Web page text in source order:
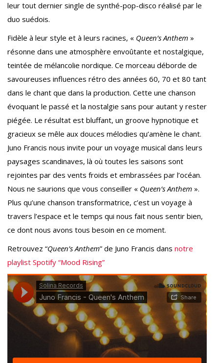
leur tout dernier single de synthé-pop-disco réalisé par le
duo suédois.
Fidèle à leur style et à leurs racines, « Queen’s Anthem »
résonne dans une atmosphère envoûtante et nostalgique,
teintée de mélancolie nordique. Ce morceau déborde de
savoureuses influences rétro des années 60, 70 et 80 tant
dans le chant que dans la production. Cette une chanson
évoquant le passé et la nostalgie sans pour autant y rester
piégée. Le résultat est bluffant, un groove hypnotique et
gracieux se mêle aux douces mélodies qu’amène le chant.
Juno Francis nous invite pour un voyage musical dans leurs
paysages scandinaves, là où toutes les saisons sont
rejointes par des vents froids et embrassées par l’océan.
Nous ne saurions que vous conseiller « Queen’s Anthem ».
Plus qu’une chanson transformatrice, c’est un voyage à
travers l’espace et le temps qui nous fait nous sentir bien,
ce dont nous avons tous besoin en ce moment.
Retrouvez “Queen’s Anthem” de Juno Francis dans notre
playlist Spotify “Mood Rising”